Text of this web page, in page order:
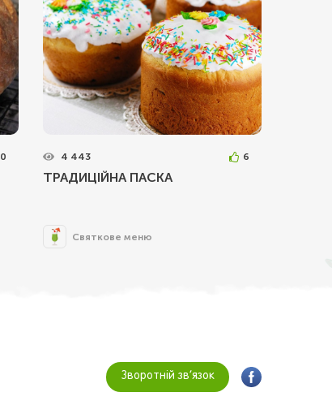
0 4 443 6
ТРАДИЦІЙНА ПАСКА
Святкове меню
Зворотній зв’язок